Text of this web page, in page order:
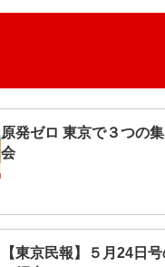
原発ゼロ 東京で３つの集
会 ​
【東京民報】５月24日